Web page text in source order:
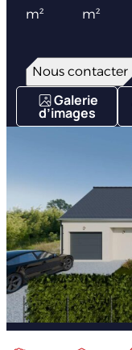
m²
m²
Nous contacter
Galerie
d’images